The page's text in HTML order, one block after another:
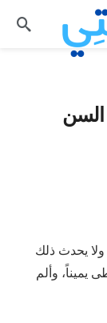
السن
ولا يحدث ذلك
يميناً، وألم